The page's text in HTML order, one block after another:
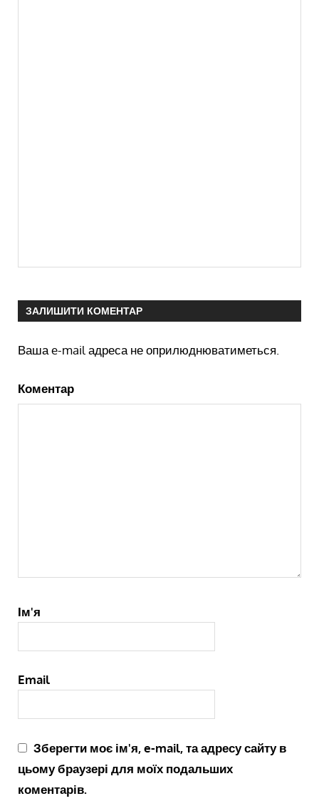
ЗАЛИШИТИ КОМЕНТАР
Ваша e-mail адреса не оприлюднюватиметься.
Коментар
Ім'я
Email
Зберегти моє ім'я, e-mail, та адресу сайту в
цьому браузері для моїх подальших
коментарів.